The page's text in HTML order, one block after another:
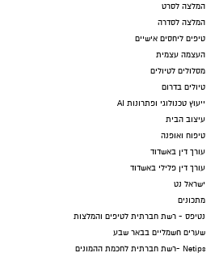
המלצה לסרט
המלצה לסדרה
טיפים ליחסים אישיים
העצמה עצמית
מסלולים לטיולים
טיולים בדרום
ייעוץ טכנולוגי ופתרונות AI
עיצוב הבית
טיפוח ואופנה
עורך דין באשדוד
עורך דין פלילי באשדוד
ישראל נט
מתכונים
נטיפס - רשת חברתית לטיפים והמלצות
שערים חשמליים בבאר שבע
Netips -רשת חברתית לחכמת ההמונים